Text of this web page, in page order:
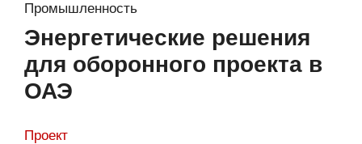
Промышленность
Энергетические решения
для оборонного проекта в
ОАЭ
Проект